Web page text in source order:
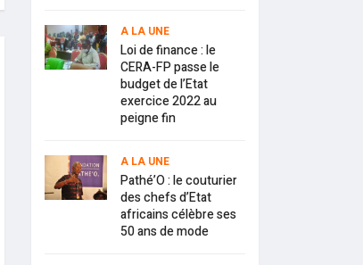
A LA UNE
Loi de finance : le
CERA-FP passe le
budget de l’Etat
exercice 2022 au
peigne fin
A LA UNE
Pathé’O : le couturier
des chefs d’Etat
africains célèbre ses
50 ans de mode